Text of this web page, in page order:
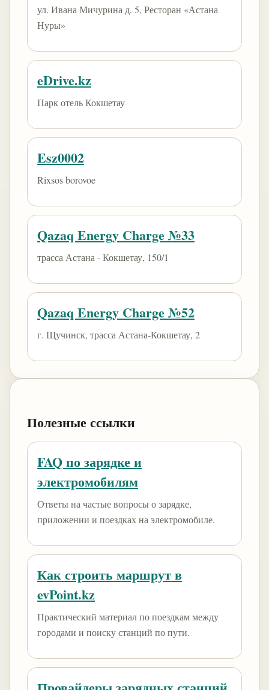
ул. Ивана Мичурина д. 5, Ресторан «Астана
Нуры»
eDrive.kz
Парк отель Кокшетау
Esz0002
Rixsos borovoe
Qazaq Energy Charge №33
трасса Астана - Кокшетау, 150/1
Qazaq Energy Charge №52
г. Щучинск, трасса Астана-Кокшетау, 2
Полезные ссылки
FAQ по зарядке и
электромобилям
Ответы на частые вопросы о зарядке,
приложении и поездках на электромобиле.
Как строить маршрут в
evPoint.kz
Практический материал по поездкам между
городами и поиску станций по пути.